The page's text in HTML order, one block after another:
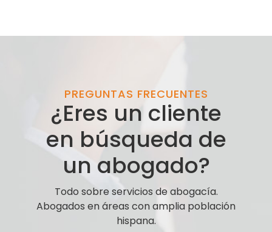
PREGUNTAS FRECUENTES
¿Eres un cliente
en búsqueda de
un abogado?
Todo sobre servicios de abogacía.
Abogados en áreas con amplia población
hispana.